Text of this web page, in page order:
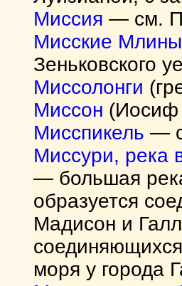
Миссия — см.
Мисские Млины
Зеньковского
Миссолонги
Миссон (Иосиф
Мисспикель —
Миссури, река
— большая
образуется
Мадисон и
моря у города